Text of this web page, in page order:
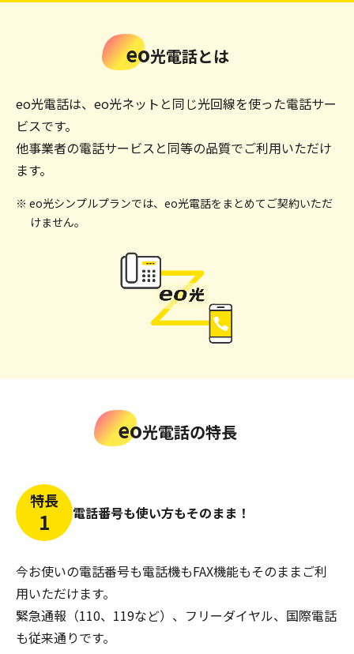
eo光電話とは
eo光電話は、eo光ネットと同じ光回線を使った電話サー
ビスです。
他事業者の電話サービスと同等の品質でご利用いただけ
ます。
※ eo光シンプルプランでは、eo光電話をまとめてご契約いただ
けません。
eo光電話の特長
特長
1 電話番号も使い方もそのまま！
今お使いの電話番号も電話機もFAX機能もそのままご利
用いただけます。
緊急通報（110、119など）、フリーダイヤル、国際電話
も従来通りです。